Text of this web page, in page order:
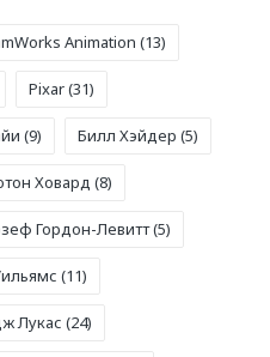
Animation (13)
Pixar(31)
(9) Билл Хэйдер (5)
Ховард (8)
Гордон-Левитт(5)
(11)
Лукас (24)